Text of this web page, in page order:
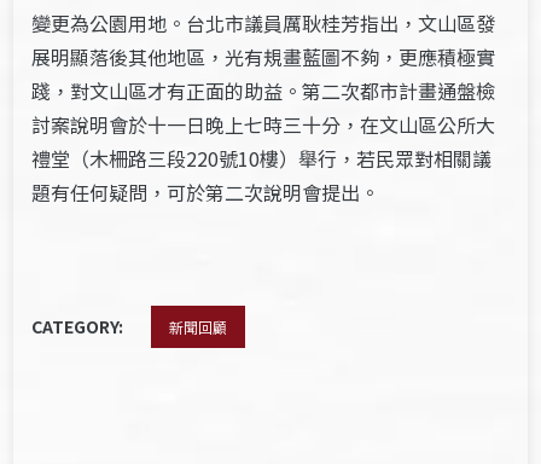
變更為公園用地。台北市議員厲耿桂芳指出，文山區發
展明顯落後其他地區，光有規畫藍圖不夠，更應積極實
踐，對文山區才有正面的助益。第二次都市計畫通盤檢
討案說明會於十一日晚上七時三十分，在文山區公所大
禮堂（木柵路三段220號10樓）舉行，若民眾對相關議
題有任何疑問，可於第二次說明會提出。
CATEGORY: 新聞回顧